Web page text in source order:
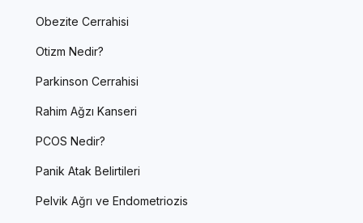
Obezite Cerrahisi
Otizm Nedir?
Parkinson Cerrahisi
Rahim Ağzı Kanseri
PCOS Nedir?
Panik Atak Belirtileri
Pelvik Ağrı ve Endometriozis